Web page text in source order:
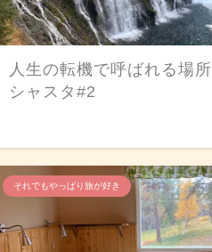
人生の転機で呼ばれる場
シャスタ#2
それでもやっぱり旅が好き